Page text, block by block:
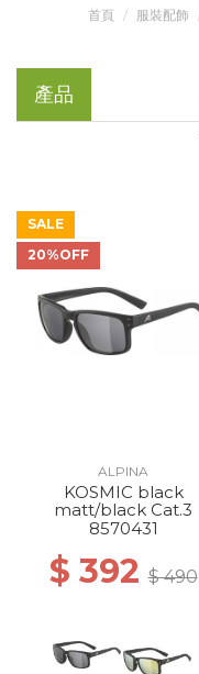
首頁 服裝配飾
產品
SALE
20%OFF
ALPINA
KOSMIC black
matt/black Cat.3
8570431
$ 392$ 490